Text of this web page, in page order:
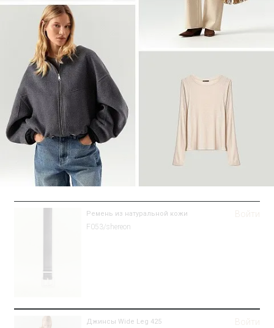
Ремень из натуральной кожи
F053/shereon
Войти
Джинсы Wide Leg 425 Войти